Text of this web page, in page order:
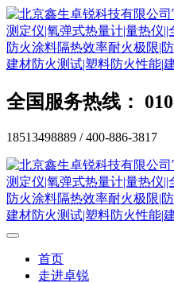
全国服务热线：
18513498889 / 400-886-3817
首页
走进卓锐